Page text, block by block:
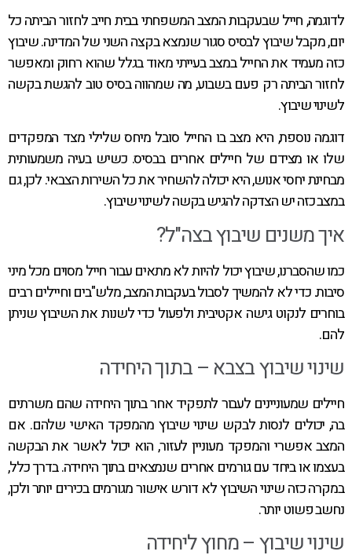
לדוגמה, חייל שבעקבות המצב המשפחתי בבית חייב לחזור הביתה כל
יום, מקבל שיבוץ לבסיס סגור שנמצא בקצה השני של המדינה. שיבוץ
כזה מעמיד את החייל במצב בעייתי מאוד בגלל שהוא רחוק ומאפשר
לחזור הביתה רק פעם בשבוע, מה שמהווה בסיס טוב להגשת בקשה
לשינוי שיבוץ.
דוגמה נוספת, היא מצב בו החייל סובל מיחס שלילי מצד המפקדים
שלו או מצידם של חיילים אחרים בבסיס. כשיש בעיה משמעותית
מבחינת יחסי אנוש, היא יכולה להשחיר את כל השירות הצבאי. לכן, גם
במצב כזה יש הצדקה להגיש בקשה לשינוי שיבוץ.
איך משנים שיבוץ בצה"ל?
כמו שהסברנו, שיבוץ יכול להיות לא מתאים עבור חייל מסוים מכל מיני
סיבות. כדי לא להמשיך לסבול בעקבות המצב, מלש"בים וחיילים רבים
בוחרים לנקוט גישה אקטיבית ולפעול כדי לשנות את השיבוץ שניתן
להם.
שינוי שיבוץ בצבא – בתוך היחידה
חיילים שמעוניינים לעבור לתפקיד אחר בתוך היחידה שהם משרתים
בה, יכולים לנסות לבקש שינוי שיבוץ מהמפקד האישי שלהם. אם
המצב אפשרי והמפקד מעוניין לעזור, הוא יכול לאשר את הבקשה
בעצמו או ביחד עם גורמים אחרים שנמצאים בתוך היחידה. בדרך כלל,
במקרה כזה שינוי השיבוץ לא דורש אישור מגורמים בכירים יותר ולכן,
נחשב פשוט יותר.
שינוי שיבוץ – מחוץ ליחידה